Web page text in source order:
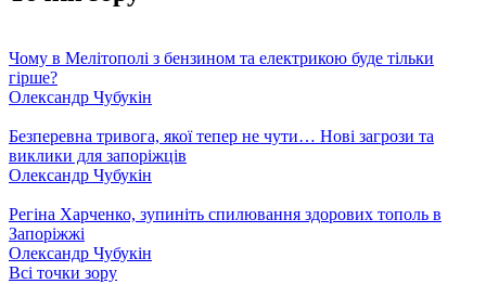
Чому в Мелітополі з бензином та електрикою буде тільки
гірше?
Олександр Чубукін
Безперевна тривога, якої тепер не чути… Нові загрози та
виклики для запоріжців
Олександр Чубукін
Регіна Харченко, зупиніть спилювання здорових тополь в
Запоріжжі
Олександр Чубукін
Всі точки зору